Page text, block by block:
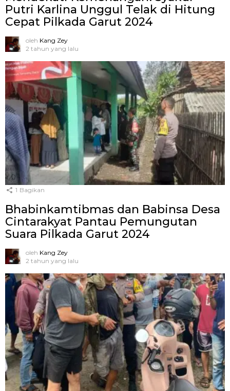
Putri Karlina Unggul Telak di Hitung
Cepat Pilkada Garut 2024
oleh Kang Zey
2 tahun yang lalu
1 Bagikan
Bhabinkamtibmas dan Babinsa Desa
Cintarakyat Pantau Pemungutan
Suara Pilkada Garut 2024
oleh Kang Zey
2 tahun yang lalu